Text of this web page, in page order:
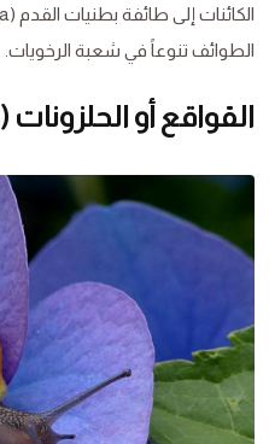
الطوائف تنوعاً في شعبة الرخويات.
القواقع أو الحلزونات (Snails):